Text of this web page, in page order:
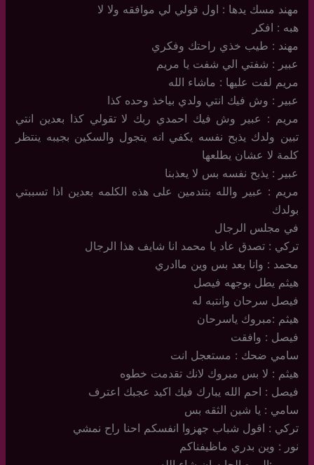
مهند مسك يدها : اول قولي لي موافقه ولا لا
هبه : افكر
مهند : طيب خذي راحتك وفكري
عبير : شفتي الي شفت يا مريم
مريم لفت عليها : ماشاء الله
عبير : وش فيك انتي ولدي بياخذ وحده كذا
مريم : عبير وش فيك احمدي ربك لا تقولي كذا بعدين انتي
تبين ولدك يذبح نفسه يكفي انه يتجول والسكين بجيبه ينتظر
كلمة لا عشان يطلعها
عبير : يذبح نفسه بس لا يعذبنا
مريم : عبير والله بتندمين على هذه الكلمه بعدين اذا تسببتي
بولدك
في مجلس الرجال
تركي : تصدق عاد يا محمد انا شايف هذا الرجال
محمد : وانا بعد بس وين ماادري
هيثم يطل بوجهه فيصل
فيصل سرحان وانتبه له
هيثم :مبروك ياسرحان
فيصل : وافقت
سامي ضحك : مستعجل انت
هيثم : لا بس مبروك لانك تقدمت خطوه
فيصل : احم الله يبارك فيك اكيد عجبك اعترف
سامي : يا شين الثقه بس
تركي : اقول شباب جهزوا انفسكم احنا راح نمشي
نور : وين بدري ماظيفناكم